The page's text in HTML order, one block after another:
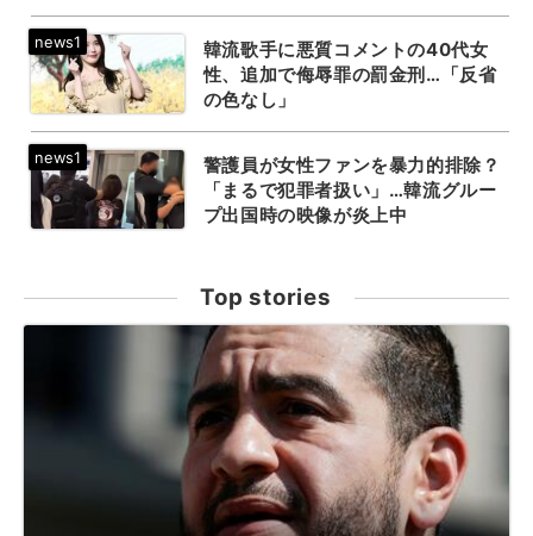
韓流歌手に悪質コメントの40代女
性、追加で侮辱罪の罰金刑…「反省
の色なし」
警護員が女性ファンを暴力的排除？
「まるで犯罪者扱い」…韓流グルー
プ出国時の映像が炎上中
Top stories